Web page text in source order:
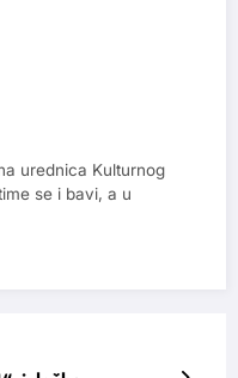
urednica Kulturnog
se i bavi, a u